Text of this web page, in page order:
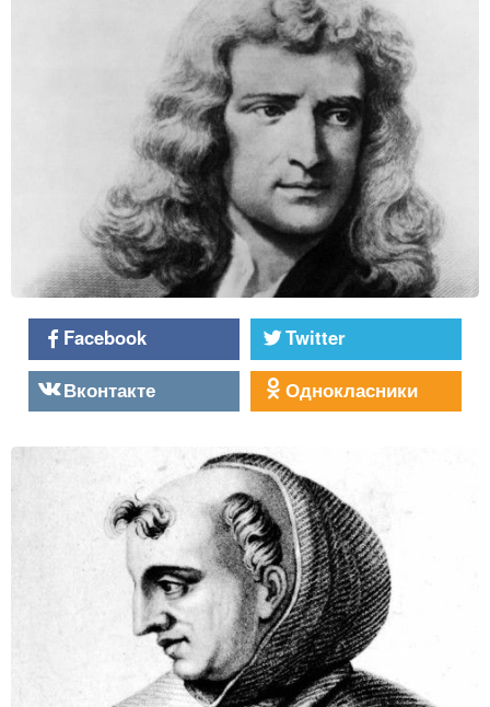
Facebook
Twitter
Вконтакте
Однокласники